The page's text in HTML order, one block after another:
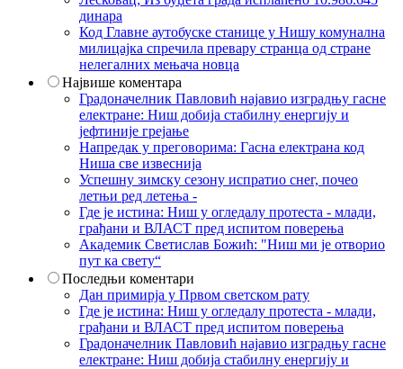
динара
Код Главне аутобуске станице у Нишу комунална
милицајка спречила превару странца од стране
нелегалних мењача новца
Највише коментара
Градоначелник Павловић најавио изградњу гасне
електране: Ниш добија стабилну енергију и
јефтиније грејање
Напредак у преговорима: Гасна електрана код
Ниша све извеснија
Успешну зимску сезону испратио снег, почео
летњи ред летења -
Где је истина: Ниш у огледалу протеста - млади,
грађани и ВЛАСТ пред испитом поверења
Академик Светислав Божић: "Ниш ми је отворио
пут ка свету“
Последњи коментари
Дан примирја у Првом светском рату
Где је истина: Ниш у огледалу протеста - млади,
грађани и ВЛАСТ пред испитом поверења
Градоначелник Павловић најавио изградњу гасне
електране: Ниш добија стабилну енергију и